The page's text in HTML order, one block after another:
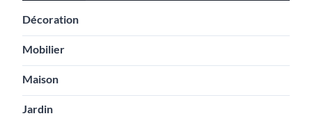
Décoration
Mobilier
Maison
Jardin